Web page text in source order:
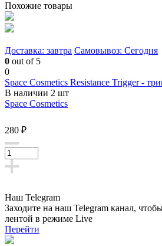
Похожие товары
Доставка: завтра Самовывоз: Сегодня
0 out of 5
0
Space Cosmetics Resistance Trigger -
В наличии 2 шт
Space Cosmetics
280 ₽
Наш Telegram
Заходите на наш Telegram канал,
лентой в режиме Live
Перейти